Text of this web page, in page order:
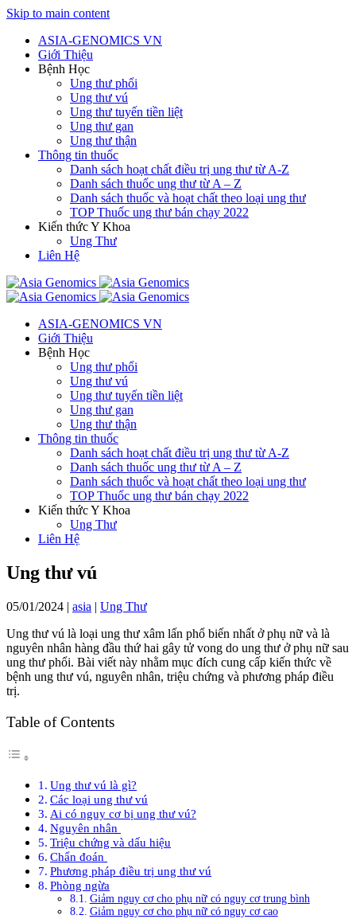
Skip to main content
ASIA-GENOMICS VN
Giới Thiệu
Bệnh Học
Ung thư phổi
Ung thư vú
Ung thư tuyến tiền liệt
Ung thư gan
Ung thư thận
Thông tin thuốc
Danh sách hoạt chất điều trị ung thư từ A-Z
Danh sách thuốc ung thư từ A – Z
Danh sách thuốc và hoạt chất theo loại ung thư
TOP Thuốc ung thư bán chạy 2022
Kiến thức Y Khoa
Ung Thư
Liên Hệ
ASIA-GENOMICS VN
Giới Thiệu
Bệnh Học
Ung thư phổi
Ung thư vú
Ung thư tuyến tiền liệt
Ung thư gan
Ung thư thận
Thông tin thuốc
Danh sách hoạt chất điều trị ung thư từ A-Z
Danh sách thuốc ung thư từ A – Z
Danh sách thuốc và hoạt chất theo loại ung thư
TOP Thuốc ung thư bán chạy 2022
Kiến thức Y Khoa
Ung Thư
Liên Hệ
Ung thư vú
05/01/2024 | asia | Ung Thư
Ung thư vú là loại ung thư xâm lấn phổ biến nhất ở phụ nữ và là
nguyên nhân hàng đầu thứ hai gây tử vong do ung thư ở phụ nữ sau
ung thư phổi. Bài viết này nhằm mục đích cung cấp kiến thức về
bệnh ung thư vú, nguyên nhân, triệu chứng và phương pháp điều
trị.
Table of Contents
Ung thư vú là gì?
Các loại ung thư vú
Ai có nguy cơ bị ung thư vú?
Nguyên nhân
Triệu chứng và dấu hiệu
Chẩn đoán
Phương pháp điều trị ung thư vú
Phòng ngừa
Giảm nguy cơ cho phụ nữ có nguy cơ trung bình
Giảm nguy cơ cho phụ nữ có nguy cơ cao